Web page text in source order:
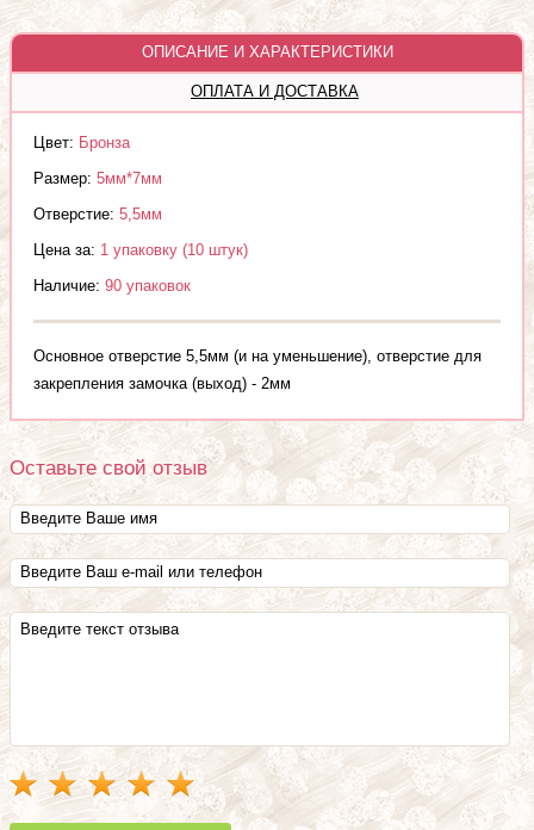
ОПИСАНИЕ И ХАРАКТЕРИСТИКИ
ОПЛАТА И ДОСТАВКА
Цвет: Бронза
Размер: 5мм*7мм
Отверстие: 5,5мм
Цена за: 1 упаковку (10 штук)
Наличие: 90 упаковок
Основное отверстие 5,5мм (и на уменьшение), отверстие для
закрепления замочка (выход) - 2мм
Оставьте свой отзыв